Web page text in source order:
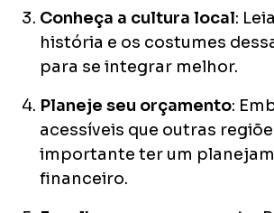
Conheça a cultura local:
história e os costumes
para se integrar melhor.
Planeje seu orçamento:
acessíveis que outras
importante ter um
financeiro.